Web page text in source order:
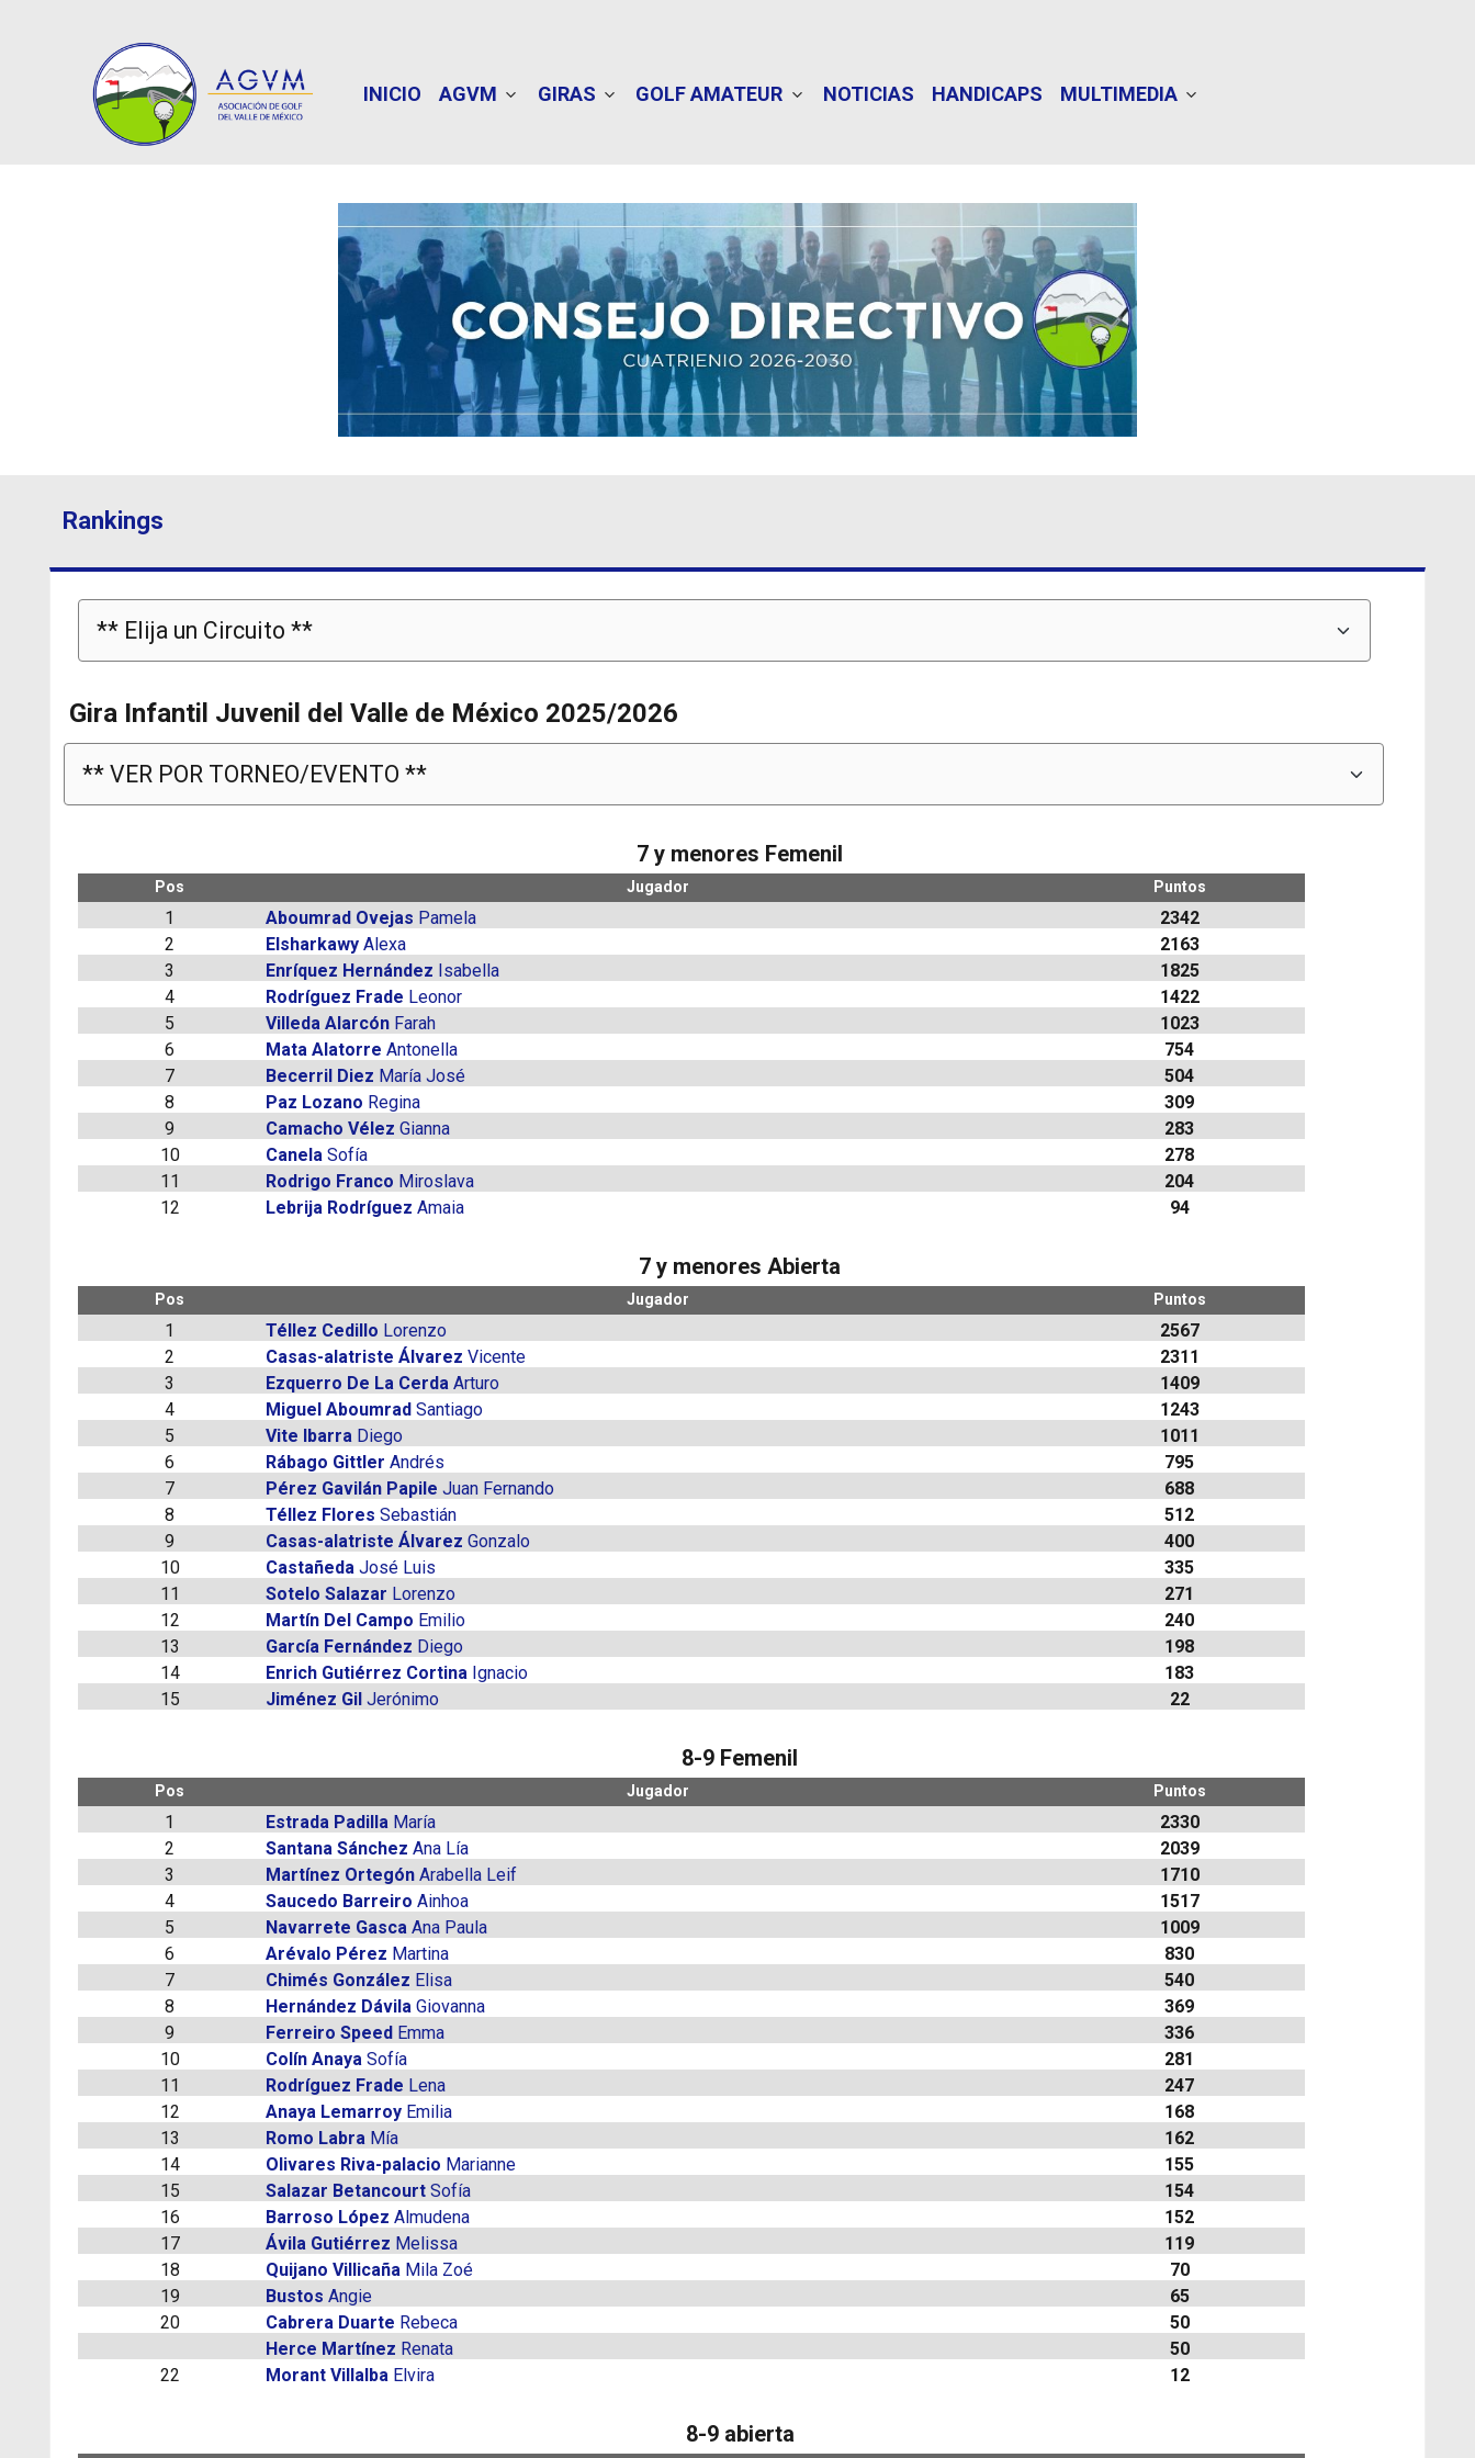
INICIO AGVM GIRAS GOLF AMATEUR NOTICIAS HANDICAPS MULTIMEDIA
Rankings
Gira Infantil Juvenil del Valle de México 2025/2026
7 y menores Femenil
Pos Jugador Puntos
1 Aboumrad Ovejas Pamela
2342
2
Elsharkawy Alexa
2163
3
Enríquez Hernández Isabella
1825
4
Rodríguez Frade Leonor
1422
5
Villeda Alarcón Farah
1023
6
Mata Alatorre Antonella
754
7
Becerril Diez María José
504
8
Paz Lozano Regina
309
9
Camacho Vélez Gianna
283
10
Canela Sofía
278
11
Rodrigo Franco Miroslava
204
12
Lebrija Rodríguez Amaia 94
7 y menores Abierta
Pos Jugador Puntos
1 Téllez Cedillo Lorenzo
2567
2
Casas-alatriste Álvarez Vicente
2311
3
Ezquerro De La Cerda Arturo
1409
4
Miguel Aboumrad Santiago
1243
5
Vite Ibarra Diego
1011
6
Rábago Gittler Andrés
795
7
Pérez Gavilán Papile Juan Fernando
688
8
Téllez Flores Sebastián
512
9
Casas-alatriste Álvarez Gonzalo
400
10
Castañeda José Luis
335
11
Sotelo Salazar Lorenzo
271
12
Martín Del Campo Emilio
240
13
García Fernández Diego
198
14
Enrich Gutiérrez Cortina Ignacio
183
15
Jiménez Gil Jerónimo 22
8-9 Femenil
Pos Jugador Puntos
1 Estrada Padilla María
2330
2
Santana Sánchez Ana Lía
2039
3
Martínez Ortegón Arabella Leif
1710
4
Saucedo Barreiro Ainhoa
1517
5
Navarrete Gasca Ana Paula
1009
6
Arévalo Pérez Martina
830
7
Chimés González Elisa
540
8
Hernández Dávila Giovanna
369
9
Ferreiro Speed Emma
336
10
Colín Anaya Sofía
281
11
Rodríguez Frade Lena
247
12
Anaya Lemarroy Emilia
168
13
Romo Labra Mía
162
14
Olivares Riva-palacio Marianne
155
15
Salazar Betancourt Sofía
154
16
Barroso López Almudena
152
17
Ávila Gutiérrez Melissa
119
18
Quijano Villicaña Mila Zoé
70
19
Bustos Angie
65
20
Cabrera Duarte Rebeca
50
Herce Martínez Renata
50
22
Morant Villalba Elvira 12
8-9 abierta